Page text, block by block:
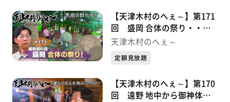
【天津木村のへぇ～】第171
回 盛岡 合体の祭り・・・
金勢様シリーズ③
天津木村のへぇ～
定額見放題
【天津木村のへぇ～】第170
回 遠野 地中から御神体